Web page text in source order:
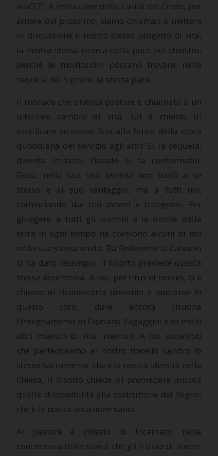
vita”[7]. A imitazione della carità del Cristo, per
amore del prossimo, siamo chiamati a mettere
in discussione il nostro stesso progetto di vita,
la nostra stessa ricerca della pace nel chiostro,
perché le moltitudini possano trovare, nella
sequela del Signore, la stessa pace.
Il monaco che diventa pastore è chiamato a un
ulteriore cambio di vita. Gli è chiesto di
sacrificare se stesso fino alla fatica della croce
quotidiana del servizio agli altri. Sì, la sequela,
diventa imitatio, l’ideale si fa conformatio.
Gesù, nella sua vita terrena non badò a se
stesso e al suo vantaggio, ma a tutti noi,
cominciando dai più poveri e bisognosi. Per
giungere a tutti gli uomini e le donne della
terra in ogni tempo ha coinvolto alcuni di noi
nella sua stessa scelta. Da Betlemme al Calvario
ci ha dato l’esempio. Il Risorto presiede questa
stessa assemblea. A noi, per ritus et preces, ci è
chiesto di riconoscerlo presente e operante in
questo coro, dove ancora risuona
l’insegnamento di Cipriano Vagaggini e di molti
altri maestri di vita interiore. A noi sacerdoti
che partecipiamo al nostro fratello Sandro lo
stesso sacramento, che è la nostra identità nella
Chiesa, il Risorto chiede di promettere ancora
quella disponibilità alla costruzione del Regno,
che è la nostra vocazione santa.
Al pastore è chiesto di incarnarsi nella
concretezza della storia che gli è dato di vivere.